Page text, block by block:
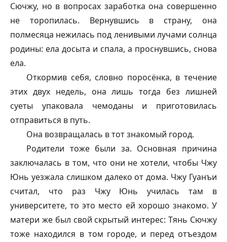
Сючжу, но в вопросах заработка она совершенно
не торопилась. Вернувшись в страну, она
полмесяца нежилась под ленивыми лучами солнца
родины: ела досыта и спала, а проснувшись, снова
ела.
Откормив себя, словно поросёнка, в течение
этих двух недель, она лишь тогда без лишней
суеты упаковала чемоданы и приготовилась
отправиться в путь.
Она возвращалась в тот знакомый город.
Родители тоже были за. Основная причина
заключалась в том, что они не хотели, чтобы Чжу
Юнь уезжала слишком далеко от дома. Чжу Гуанъи
считал, что раз Чжу Юнь училась там в
университете, то это место ей хорошо знакомо. У
матери же был свой скрытый интерес: Тянь Сючжу
тоже находился в том городе, и перед отъездом